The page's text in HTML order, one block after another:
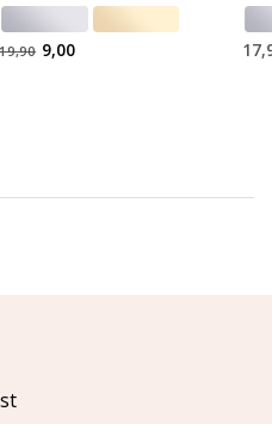
19,90 9,00